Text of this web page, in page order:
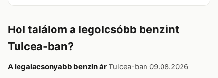
Hol találom a legolcsóbb benzint
Tulcea-ban?
A legalacsonyabb benzin ár Tulcea-ban 09.08.2026